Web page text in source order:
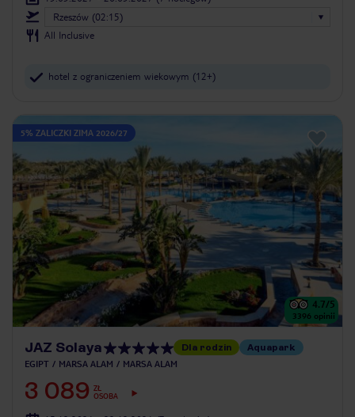
Rzeszów (02:15)
All Inclusive
hotel z ograniczeniem wiekowym (12+)
5% ZALICZKI ZIMA 2026/27
4.7/5
3396 opinii
JAZ Solaya Dla rodzin Aquapark
EGIPT MARSA ALAM MARSA ALAM
3 089 ZŁ
OSOBA